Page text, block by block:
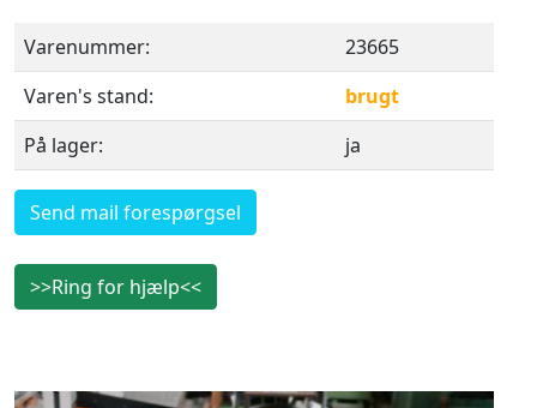
Varenummer:
23665
Varen's stand:
brugt
På lager:
ja
Send mail forespørgsel
>>Ring for hjælp<<